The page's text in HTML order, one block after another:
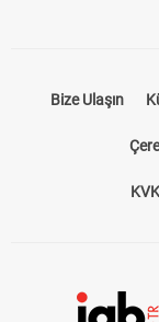
Bize Ulaşın